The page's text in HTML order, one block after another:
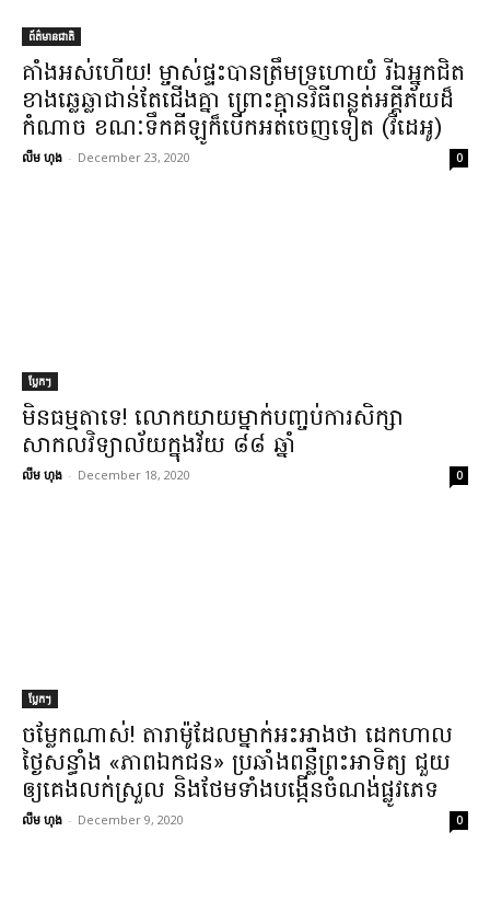
ព័ត៌មានជាតិ
គាំង​អស់ហើយ​! ម្ចាស់ផ្ទះ​បាន​ត្រឹម​ទ្រហោយំ រីឯ​អ្នកជិត
ខាង​ឆ្លេឆ្លា​ជាន់​តែ​ជើង​គ្នា ព្រោះ​គ្មាន​វិធី​ពន្លត់អគ្គីភ័យ​ដ៏​
កំណាច ខណៈ​ទឹក​គីឡូ​ក៏​បើក​អត់​ចេញ​ទៀត (​វីដេអូ​)
លឹម ហុង - December 23, 2020 0
ប្លែកៗ
មិនធម្មតា​ទេ​! លោកយាយ​ម្នាក់​បញ្ចប់​ការសិក្សា​
សាកលវិទ្យាល័យ​ក្នុង​វ័យ ៨៨ ឆ្នាំ​
លឹម ហុង - December 18, 2020 0
ប្លែកៗ
ចម្លែក​ណាស់​! តារា​ម៉ូ​ដែល​ម្នាក់​អះអាងថា ដេក​ហាល
ថ្ងៃ​ស​ន្ធាំ​ង «​ភាព​ឯកជន​» ប្រឆាំង​ពន្លឺព្រះអាទិត្យ ជួយ​
ឲ្យ​គេង​លក់​ស្រួល និង​ថែមទាំង​បង្កើន​ចំណង់​ផ្លូវភេទ​
លឹម ហុង - December 9, 2020 0